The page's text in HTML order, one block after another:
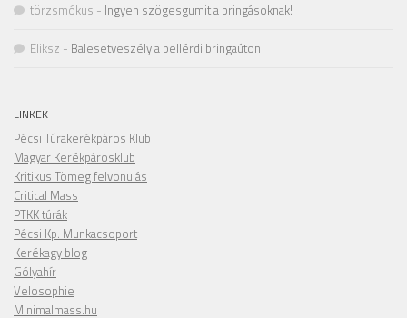
törzsmókus - Ingyen szögesgumit a bringásoknak!
Eliksz - Balesetveszély a pellérdi bringaúton
LINKEK
Pécsi Túrakerékpáros Klub
Magyar Kerékpárosklub
Kritikus Tömeg felvonulás
Critical Mass
PTKK túrák
Pécsi Kp. Munkacsoport
Kerékagy blog
Gólyahír
Velosophie
Minimalmass.hu